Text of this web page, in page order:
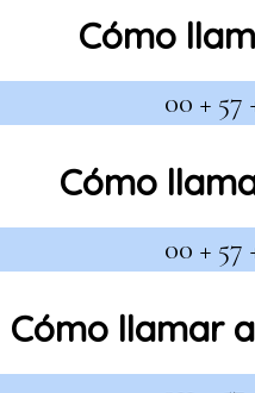
Cómo
00 +
Cómo
00 +
Cómo llamar